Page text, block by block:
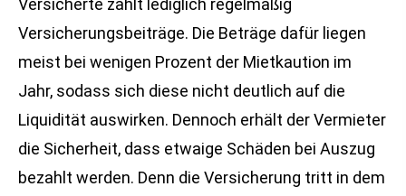
Versicherte zahlt lediglich regelmäßig
Versicherungsbeiträge. Die Beträge dafür liegen
meist bei wenigen Prozent der Mietkaution im
Jahr, sodass sich diese nicht deutlich auf die
Liquidität auswirken. Dennoch erhält der Vermieter
die Sicherheit, dass etwaige Schäden bei Auszug
bezahlt werden. Denn die Versicherung tritt in dem